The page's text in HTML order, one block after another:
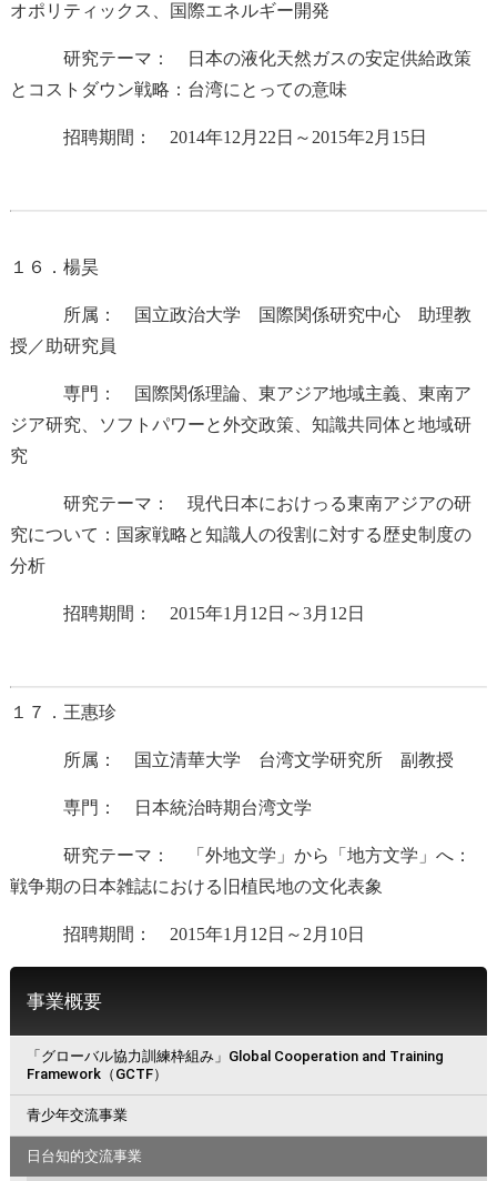
オポリティックス、国際エネルギー開発
研究テーマ： 日本の液化天然ガスの安定供給政策
とコストダウン戦略：台湾にとっての意味
招聘期間： 2014年12月22日～2015年2月15日
１６．楊昊
所属： 国立政治大学 国際関係研究中心 助理教
授／助研究員
専門： 国際関係理論、東アジア地域主義、東南ア
ジア研究、ソフトパワーと外交政策、知識共同体と地域研
究
研究テーマ： 現代日本におけっる東南アジアの研
究について：国家戦略と知識人の役割に対する歴史制度の
分析
招聘期間： 2015年1月12日～3月12日
１７．王惠珍
所属： 国立清華大学 台湾文学研究所 副教授
専門： 日本統治時期台湾文学
研究テーマ： 「外地文学」から「地方文学」へ：
戦争期の日本雑誌における旧植民地の文化表象
招聘期間： 2015年1月12日～2月10日
事業概要
「グローバル協力訓練枠組み」Global Cooperation and Training
Framework（GCTF）
青少年交流事業
日台知的交流事業